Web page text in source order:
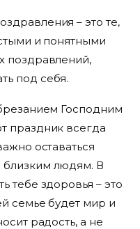
– это те,
и понятными
поздравлений,
под себя.
Господним
праздник всегда
оставаться
людям. В
тебе здоровья – это
семье будет мир и
радость, а не